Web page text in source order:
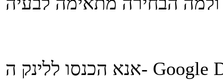
אנא הכנסו ללינק ה- Google Docs והרשמו באחת הטבלאות מתוך